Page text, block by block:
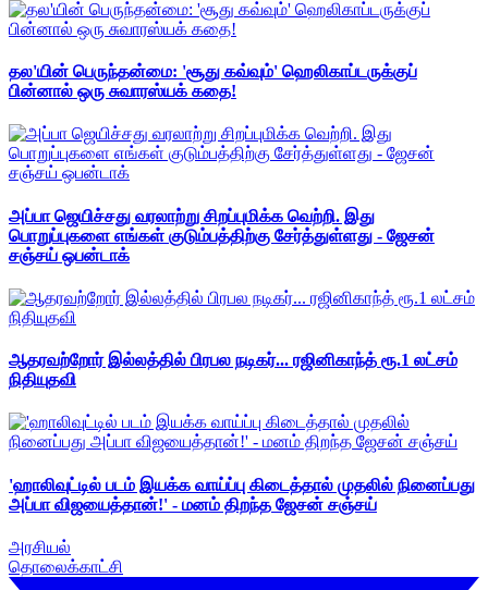
தல'யின் பெருந்தன்மை: 'சூது கவ்வும்' ஹெலிகாப்டருக்குப்
பின்னால் ஒரு சுவாரஸ்யக் கதை!
அப்பா ஜெயிச்சது வரலாற்று சிறப்புமிக்க வெற்றி. இது
பொறுப்புகளை எங்கள் குடும்பத்திற்கு சேர்த்துள்ளது - ஜேசன்
சஞ்சய் ஒபன்டாக்
ஆதரவற்றோர் இல்லத்தில் பிரபல நடிகர்... ரஜினிகாந்த் ரூ.1 லட்சம்
நிதியுதவி
'ஹாலிவுட்டில் படம் இயக்க வாய்ப்பு கிடைத்தால் முதலில் நினைப்பது
அப்பா விஜயைத்தான்!' - மனம் திறந்த ஜேசன் சஞ்சய்
அரசியல்
தொலைக்காட்சி